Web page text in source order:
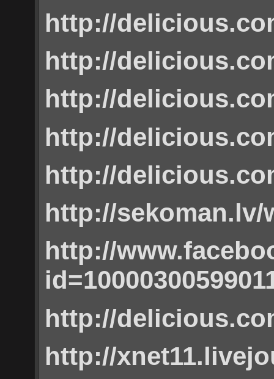
http://
http://
http://
http://
http://
http://sekoman.lv/
http://
http://
http://